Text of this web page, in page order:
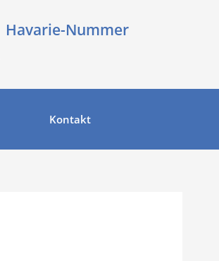
Havarie-Nummer
Kontakt